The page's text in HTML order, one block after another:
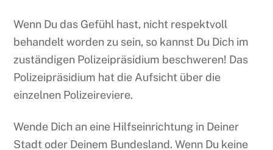
Wenn Du das Gefühl hast, nicht respektvoll
behandelt worden zu sein, so kannst Du Dich im
zuständigen Polizeipräsidium beschweren! Das
Polizeipräsidium hat die Aufsicht über die
einzelnen Polizeireviere.
Wende Dich an eine Hilfseinrichtung in Deiner
Stadt oder Deinem Bundesland. Wenn Du keine